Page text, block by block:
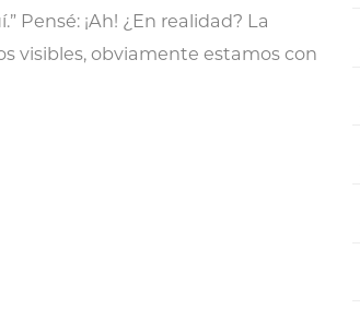
Pensé: ¡Ah! ¿En realidad? La
visibles, obviamente estamos con